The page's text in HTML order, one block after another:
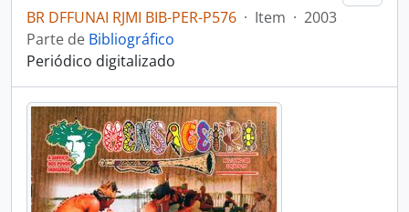
BR DFFUNAI RJMI BIB-PER-P576 · Item · 2003
Parte de Bibliográfico
Periódico digitalizado